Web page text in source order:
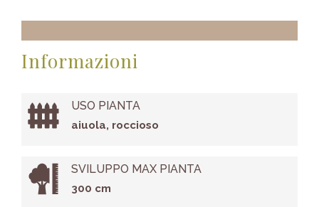
Informazioni
USO PIANTA
aiuola, roccioso
SVILUPPO MAX PIANTA
300 cm